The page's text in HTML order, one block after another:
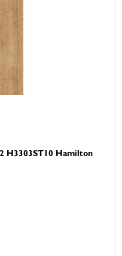
H3303ST10 Hamilton